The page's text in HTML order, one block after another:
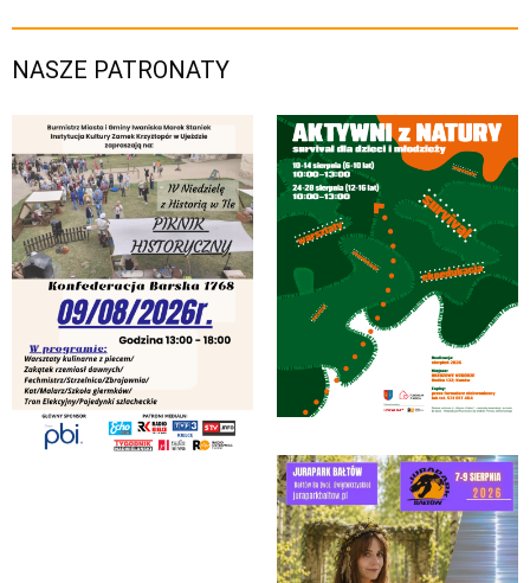
NASZE PATRONATY